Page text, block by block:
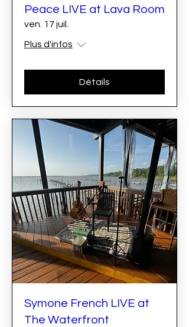
Peace LIVE at Lava Room
ven. 17 juil.
Plus d'infos
Détails
Symone French LIVE at
The Waterfront